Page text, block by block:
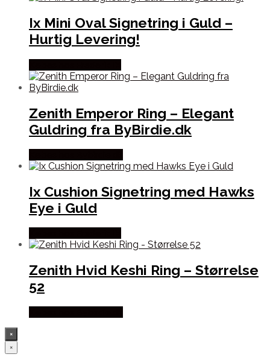
Ix Mini Oval Signetring i Guld –
Hurtig Levering!
Zenith Emperor Ring – Elegant
Guldring fra ByBirdie.dk
Ix Cushion Signetring med Hawks
Eye i Guld
Zenith Hvid Keshi Ring – Størrelse
52
×
×